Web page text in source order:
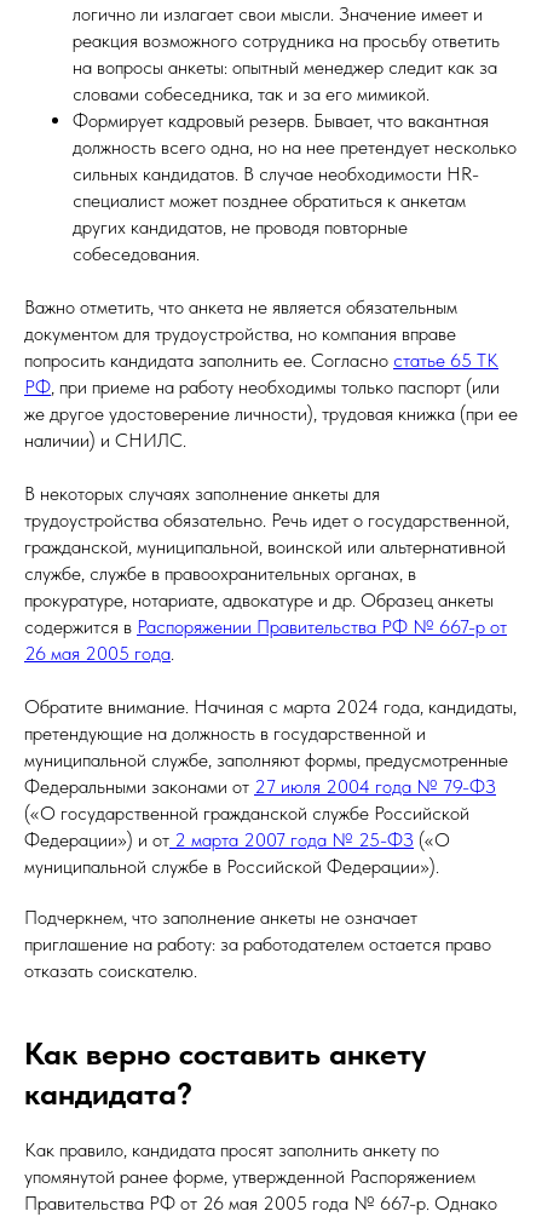
логично ли излагает свои мысли. Значение имеет и
реакция возможного сотрудника на просьбу ответить
на вопросы анкеты: опытный менеджер следит как за
словами собеседника, так и за его мимикой.
Формирует кадровый резерв. Бывает, что вакантная
должность всего одна, но на нее претендует несколько
сильных кандидатов. В случае необходимости HR-
специалист может позднее обратиться к анкетам
других кандидатов, не проводя повторные
собеседования.
Важно отметить, что анкета не является обязательным
документом для трудоустройства, но компания вправе
попросить кандидата заполнить ее. Согласно статье 65 ТК
РФ, при приеме на работу необходимы только паспорт (или
же другое удостоверение личности), трудовая книжка (при ее
наличии) и СНИЛС.
В некоторых случаях заполнение анкеты для
трудоустройства обязательно. Речь идет о государственной,
гражданской, муниципальной, воинской или альтернативной
службе, службе в правоохранительных органах, в
прокуратуре, нотариате, адвокатуре и др. Образец анкеты
содержится в Распоряжении Правительства РФ № 667-р от
26 мая 2005 года.
Обратите внимание. Начиная с марта 2024 года, кандидаты,
претендующие на должность в государственной и
муниципальной службе, заполняют формы, предусмотренные
Федеральными законами от 27 июля 2004 года № 79-ФЗ
(«О государственной гражданской службе Российской
Федерации») и от 2 марта 2007 года № 25-ФЗ («О
муниципальной службе в Российской Федерации»).
Подчеркнем, что заполнение анкеты не означает
приглашение на работу: за работодателем остается право
отказать соискателю.
Как верно составить анкету
кандидата?
Как правило, кандидата просят заполнить анкету по
упомянутой ранее форме, утвержденной Распоряжением
Правительства РФ от 26 мая 2005 года № 667-р. Однако